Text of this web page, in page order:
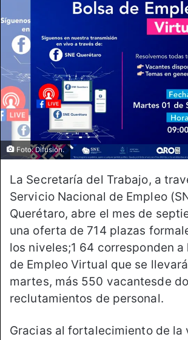
email
Foto: Difusión.
La Secretaría del Trabajo, a
Servicio Nacional de Empleo
Querétaro, abre el mes de
una oferta de 714 plazas
los niveles;1 64 corresponden a
de Empleo Virtual que se
martes, más 550 vacantesde
reclutamientos de personal.
Gracias al fortalecimiento de la